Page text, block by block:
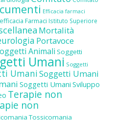
Efficacia farmaci
Farmaci Istituto Superiore
Mortalità
Portavoce
Animali Soggetti
Umani Soggetti
UmaniSoggetti Umani
Soggetti Umani Sviluppo
Terapie non
non
Tossicomania